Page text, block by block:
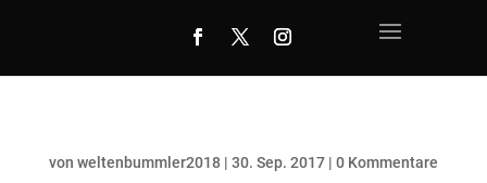
von weltenbummler2018| 30. Sep. 2017| 0 Kommentare